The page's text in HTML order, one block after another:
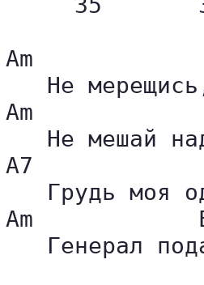
Am
Не
Am
Не мешай
A7
Грудь моя
Am
Генерал